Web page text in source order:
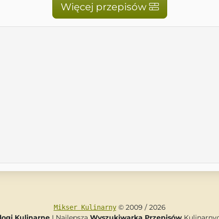
Więcej przepisów
Mikser Kulinarny© 2009 / 2026